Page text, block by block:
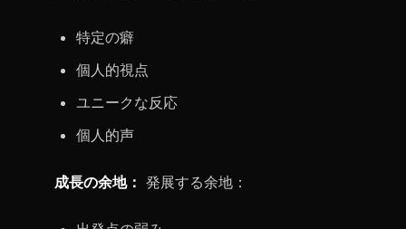
特定の癖
個人的視点
ユニークな反応
個人的声
成長の余地： 発展する余地：